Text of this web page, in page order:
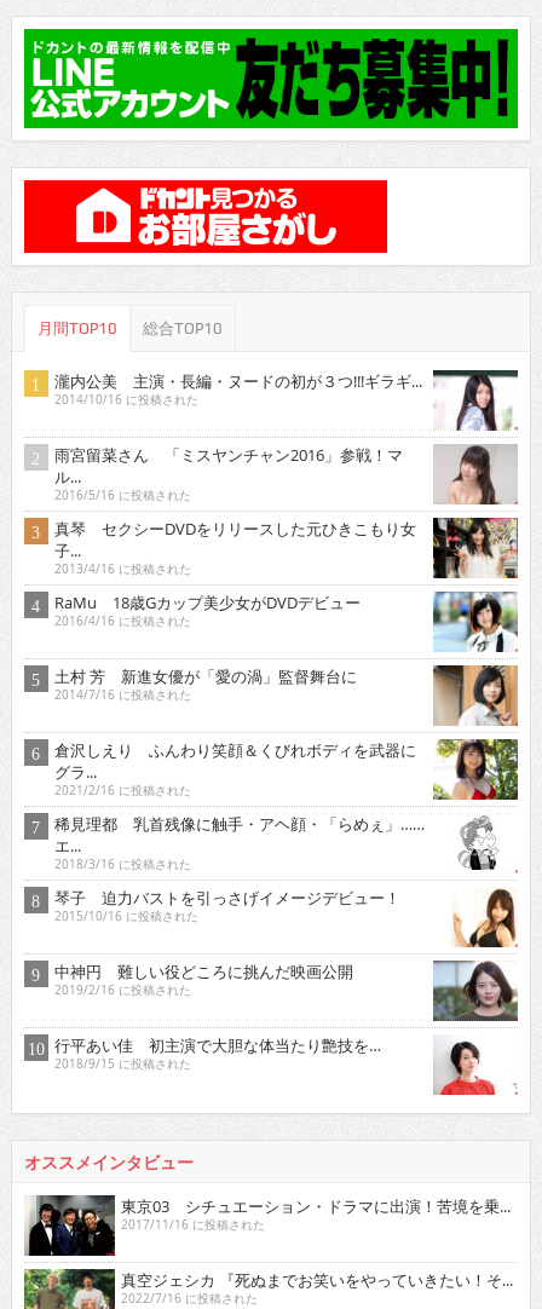
月間TOP10 総合TOP10
瀧内公美 主演・長編・ヌードの初が３つ!!!ギラギ...
2014/10/16 に投稿された
雨宮留菜さん 「ミスヤンチャン2016」参戦！マ
ル...
2016/5/16 に投稿された
真琴 セクシーDVDをリリースした元ひきこもり女
子...
2013/4/16 に投稿された
RaMu 18歳Gカップ美少女がDVDデビュー
2016/4/16 に投稿された
土村 芳 新進女優が「愛の渦」監督舞台に
2014/7/16 に投稿された
倉沢しえり ふんわり笑顔＆くびれボディを武器に
グラ...
2021/2/16 に投稿された
稀見理都 乳首残像に触手・アヘ顔・「らめぇ」……
エ...
2018/3/16 に投稿された
琴子 迫力バストを引っさげイメージデビュー！
2015/10/16 に投稿された
中神円 難しい役どころに挑んだ映画公開
2019/2/16 に投稿された
行平あい佳 初主演で大胆な体当たり艶技を…
2018/9/15 に投稿された
オススメインタビュー
東京03 シチュエーション・ドラマに出演！苦境を乗...
2017/11/16 に投稿された
真空ジェシカ 『死ぬまでお笑いをやっていきたい！そ...
2022/7/16 に投稿された